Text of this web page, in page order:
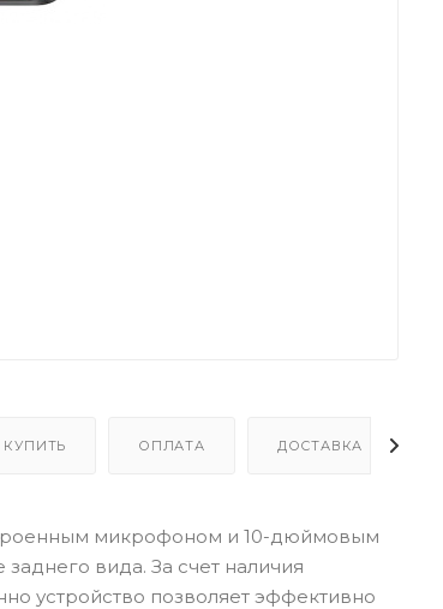
КУПИТЬ ОПЛАТА ДОСТАВКА
микрофоном и 10-дюймовым
вида. За счет наличия
устройство позволяет эффективно